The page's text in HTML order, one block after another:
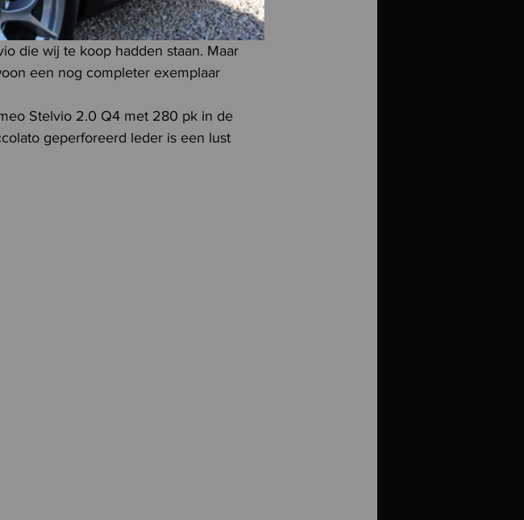
die wij te koop hadden staan. Maar
een nog completer exemplaar
Stelvio 2.0 Q4 met 280 pk in de
geperforeerd leder is een lust